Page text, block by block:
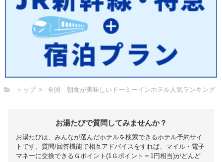
トップ 全国 朝食が美味しいドーミーインホテル人気ランキング
お湯たびで質問してみませんか？
お湯たびは、みんなが選んだホテルを検索できるホテル予約サイ
トです。質問/回答機能で相互アドバイスをすれば、マイル・電子
マネーに交換できるＧポイント(1Ｇポイント＝1円相当)がどんど